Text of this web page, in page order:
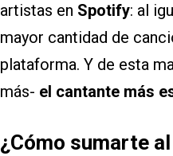
artistas en Spotify: al
mayor cantidad de
plataforma. Y de esta
más- el cantante más
¿Cómo sumarte